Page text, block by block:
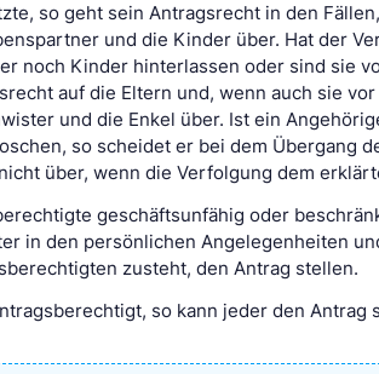
so geht sein Antragsrecht in den
und die Kinder über. Hat der
noch Kinder hinterlassen oder sind sie
auf die Eltern und, wenn auch sie
und die Enkel über. Ist ein
so scheidet er bei dem Übergang
über, wenn die Verfolgung dem
geschäftsunfähig oder
in den persönlichen Angelegenheiten
zusteht, den Antrag stellen.
so kann jeder den Antrag